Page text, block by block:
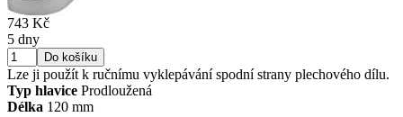
743 Kč
5 dny
Lze ji použít k ručnímu vyklepávání spodní strany plechového dílu.
Typ hlavice Prodloužená
Délka 120 mm